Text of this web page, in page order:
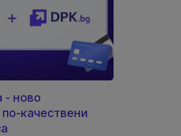
- ново
качествени